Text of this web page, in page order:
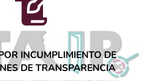
DE TRANSPARENCIA